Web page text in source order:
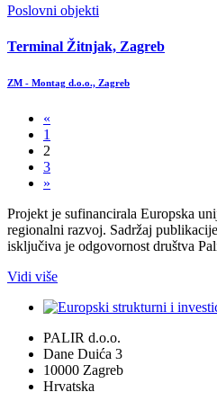
Poslovni objekti
Terminal Žitnjak, Zagreb
ZM - Montag d.o.o., Zagreb
«
1
2
3
»
Projekt je sufinancirala Europska
regionalni razvoj. Sadržaj
isključiva je odgovornost društva
Vidi više
PALIR d.o.o.
Dane Duića 3
10000 Zagreb
Hrvatska